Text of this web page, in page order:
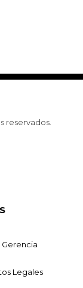
reservados.
Gerencia
Legales